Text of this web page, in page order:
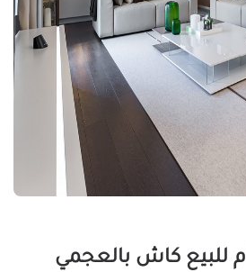
شقة سكنية 180م للبيع كاش بالعجمي